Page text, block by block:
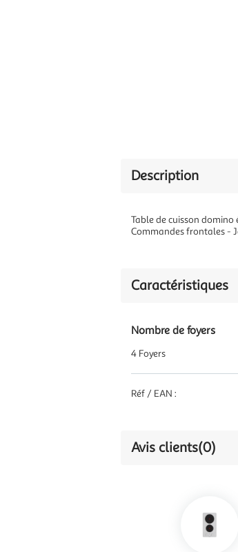
Description
Table de cuisson
Commandes frontales -
Caractéristiques
Nombre de foyers
4 Foyers
Réf / EAN :
Avis clients(0)